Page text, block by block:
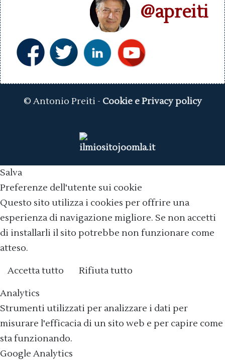
@apreiti
© Antonio Preiti - Cookie e Privacy policy
Salva
Preferenze dell'utente sui cookie
Questo sito utilizza i cookies per offrire una
esperienza di navigazione migliore. Se non accetti
di installarli il sito potrebbe non funzionare come
atteso.
Accetta tutto
Rifiuta tutto
Analytics
Strumenti utilizzati per analizzare i dati per
misurare l'efficacia di un sito web e per capire come
sta funzionando.
Google Analytics